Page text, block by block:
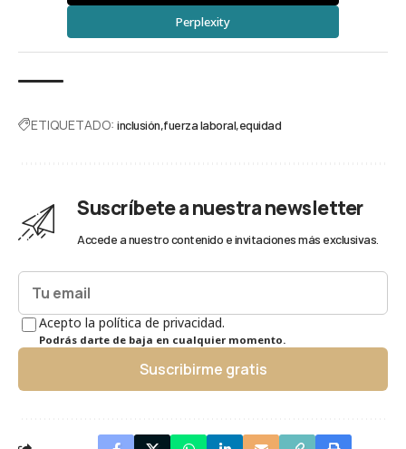
Perplexity
ETIQUETADO: inclusión fuerza laboral equidad
Suscríbete a nuestra newsletter
Accede a nuestro contenido e invitaciones más exclusivas.
Acepto la política de privacidad.
Podrás darte de baja en cualquier momento.
Suscribirme gratis